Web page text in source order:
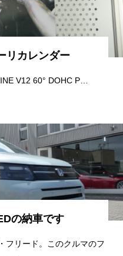
リカレンダー
V12 60° DOHC P…
の納車です
フリード。このクルマのフ